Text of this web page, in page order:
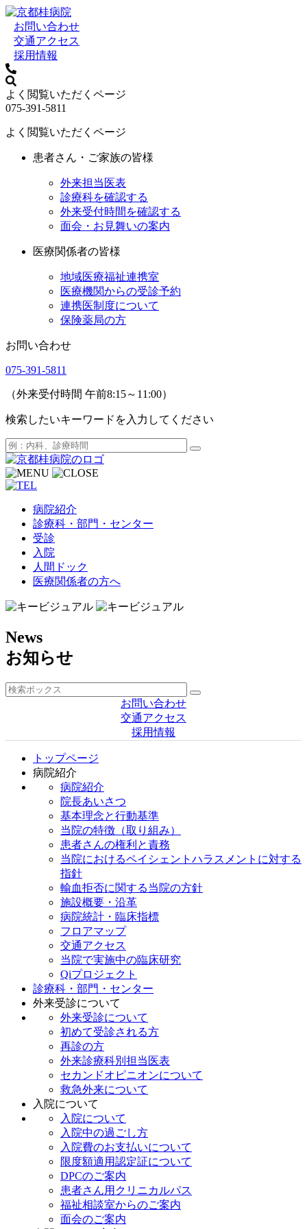
お問い合わせ
交通アクセス
採用情報
よく閲覧いただくページ
075-391-5811
よく閲覧いただくページ
患者さん・ご家族の皆様
外来担当医表
診療科を確認する
外来受付時間を確認する
面会・お見舞いの案内
医療関係者の皆様
地域医療福祉連携室
医療機関からの受診予約
連携医制度について
保険薬局の方
お問い合わせ
075-391-5811
（外来受付時間 午前8:15～11:00）
検索したいキーワードを入力してください
病院紹介
診療科・部門・センター
受診
入院
人間ドック
医療関係者の方へ
News
お知らせ
お問い合わせ
交通アクセス
採用情報
トップページ
病院紹介
病院紹介
院長あいさつ
基本理念と行動基準
当院の特徴（取り組み）
患者さんの権利と責務
当院におけるペイシェントハラスメントに対する
指針
輸血拒否に関する当院の方針
施設概要・沿革
病院統計・臨床指標
フロアマップ
交通アクセス
当院で実施中の臨床研究
Qiプロジェクト
診療科・部門・センター
外来受診について
外来受診について
初めて受診される方
再診の方
外来診療科別担当医表
セカンドオピニオンについて
救急外来について
入院について
入院について
入院中の過ごし方
入院費のお支払いについて
限度額適用認定証について
DPCのご案内
患者さん用クリニカルパス
福祉相談室からのご案内
面会のご案内